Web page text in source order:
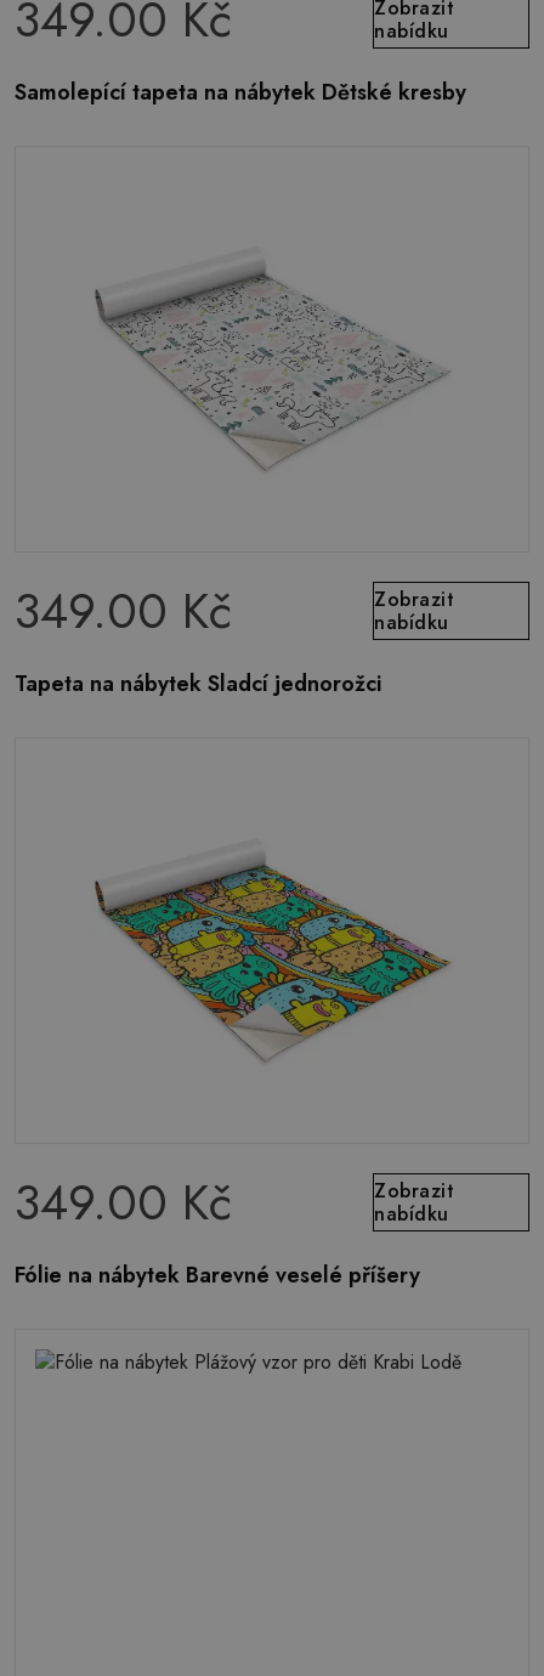
349.00 Kč
Zobrazit
nabídku
Samolepící tapeta na nábytek Dětské kresby
349.00 Kč
Zobrazit
nabídku
Tapeta na nábytek Sladcí jednorožci
349.00 Kč
Zobrazit
nabídku
Fólie na nábytek Barevné veselé příšery